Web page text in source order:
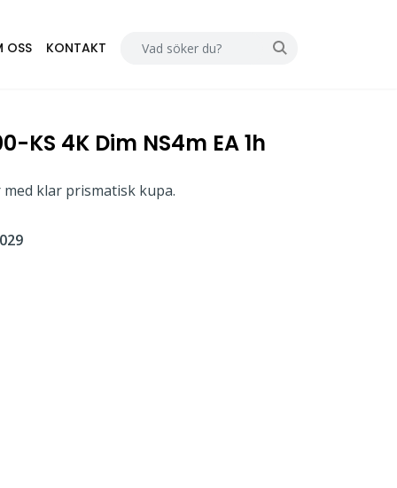
OSS KONTAKT
KS 4K Dim NS4m EA 1h
klar prismatisk kupa.